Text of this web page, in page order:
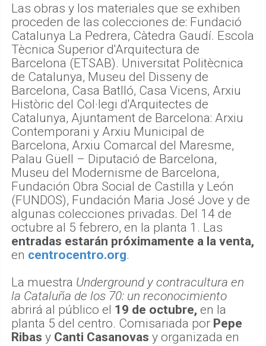
Las obras y los materiales que se exhiben
proceden de las colecciones de: Fundació
Catalunya La Pedrera, Càtedra Gaudí. Escola
Tècnica Superior d'Arquitectura de
Barcelona (ETSAB). Universitat Politècnica
de Catalunya, Museu del Disseny de
Barcelona, Casa Batlló, Casa Vicens, Arxiu
Històric del Col·legi d'Arquitectes de
Catalunya, Ajuntament de Barcelona: Arxiu
Contemporani y Arxiu Municipal de
Barcelona, Arxiu Comarcal del Maresme,
Palau Güell – Diputació de Barcelona,
Museu del Modernisme de Barcelona,
Fundación Obra Social de Castilla y León
(FUNDOS), Fundación Maria José Jove y de
algunas colecciones privadas. Del 14 de
octubre al 5 febrero, en la planta 1. Las
entradas estarán próximamente a la venta,
en centrocentro.org.
La muestra Underground y contracultura en
la Cataluña de los 70: un reconocimiento
abrirá al público el 19 de octubre, en la
planta 5 del centro. Comisariada por Pepe
Ribas y Canti Casanovas y organizada en